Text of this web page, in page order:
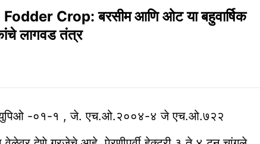
Crop: बरसीम आणि ओट या बहुवार्षिक
लागवड तंत्र
युपिओ -०१-१ , जे. एच.ओ.२००४-४ जे एच.ओ.७२२